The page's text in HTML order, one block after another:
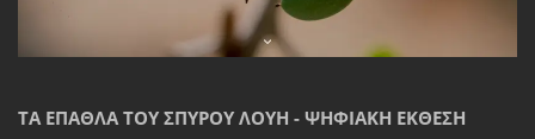
ΤΑ ΈΠΑΘΛΑ ΤΟΥ ΣΠΎΡΟΥ ΛΟΎΗ - ΨΗΦΙΑΚΉ ΈΚΘΕΣΗ